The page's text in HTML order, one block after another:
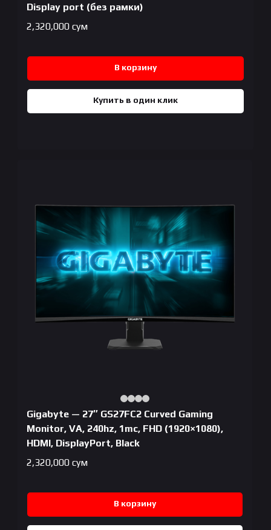
Display port (без рамки)
2,320,000 сум
В корзину
Купить в один клик
Gigabyte — 27″ GS27FC2 Curved Gaming
Monitor, VA, 240hz, 1mc, FHD (1920×1080),
HDMI, DisplayPort, Black
2,320,000 сум
В корзину